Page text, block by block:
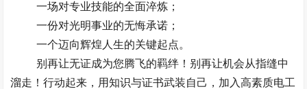
一场对专业技能的全面淬炼；
一份对光明事业的无悔承诺；
一个迈向辉煌人生的关键起点。
别再让无证成为您腾飞的羁绊！别再让机会从指缝中
溜走！行动起来，用知识与证书武装自己，加入高素质电工